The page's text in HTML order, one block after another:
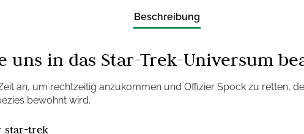
Beschreibung
uns in das Star-Trek-Universum
an, um rechtzeitig anzukommen und Offizier Spock zu retten,
bewohnt wird.
star-trek